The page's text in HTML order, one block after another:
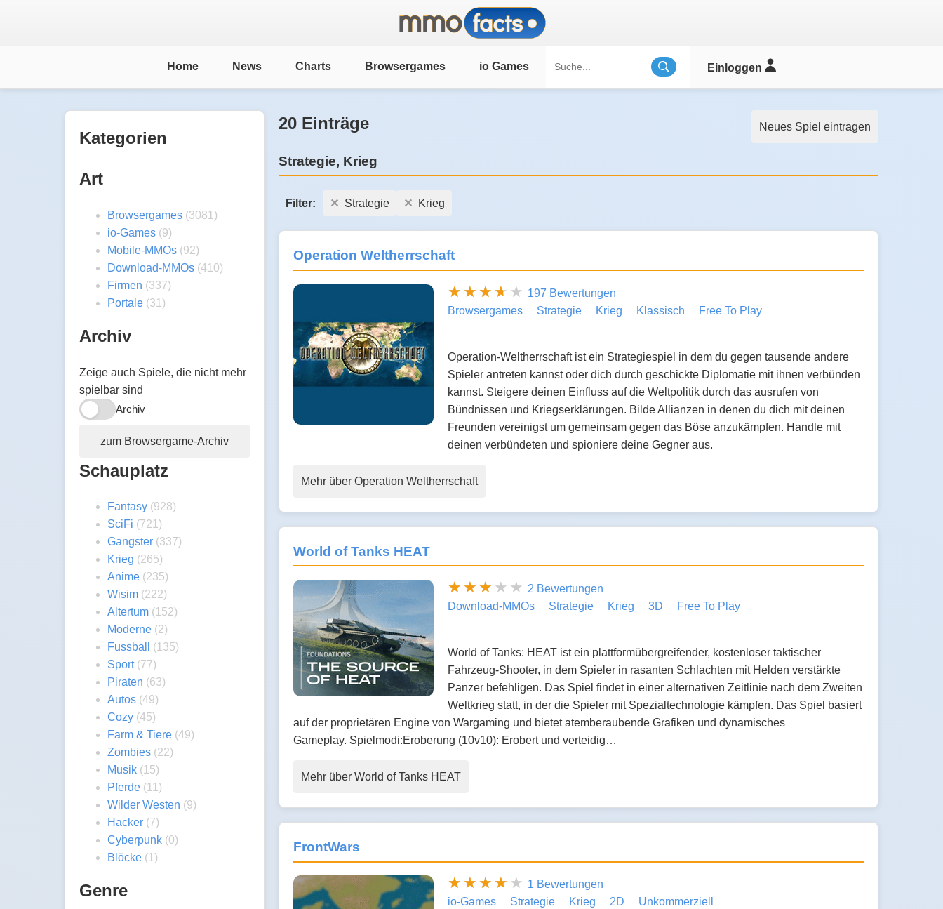
Home News Charts Browsergames io Games Einloggen
Kategorien
Art
Browsergames (3081)
io-Games (9)
Mobile-MMOs (92)
Download-MMOs (410)
Firmen (337)
Portale (31)
Archiv
Zeige auch Spiele, die nicht mehr
spielbar sind
Archiv
zum Browsergame-Archiv
Schauplatz
Fantasy (928)
SciFi (721)
Gangster (337)
Krieg (265)
Anime (235)
Wisim (222)
Altertum (152)
Moderne (2)
Fussball
(135)
Sport(77)
Piraten (63)
Autos (49)
Cozy (45)
Farm & Tiere (49)
Zombies (22)
Musik (15)
Pferde (11)
Wilder Westen (9)
Hacker (7)
Cyberpunk (0)
Blöcke (1)
Genre
Neues Spiel eintragen
20 Einträge
Strategie, Krieg
Filter: Strategie Krieg
Operation Weltherrschaft
197 Bewertungen
Browsergames
Strategie Krieg Klassisch Free To Play
Operation-Weltherrschaft ist ein Strategiespiel in dem du gegen tausende andere
Spieler antreten kannst oder dich durch geschickte Diplomatie mit ihnen verbünden
kannst. Steigere deinen Einfluss auf die Weltpolitik durch das ausrufen von
Bündnissen und Kriegserklärungen. Bilde Allianzen in denen du dich mit deinen
Freunden vereinigst um gemeinsam gegen das Böse anzukämpfen. Handle mit
deinen verbündeten und spioniere deine Gegner aus.
Mehr über Operation Weltherrschaft
World of Tanks HEAT
2 Bewertungen
Download-MMOs
Strategie Krieg 3D Free To Play
World of Tanks: HEAT ist ein plattformübergreifender, kostenloser taktischer
Fahrzeug-Shooter, in dem Spieler in rasanten Schlachten mit Helden verstärkte
Panzer befehligen. Das Spiel findet in einer alternativen Zeitlinie nach dem Zweiten
Weltkrieg statt, in der die Spieler mit Spezialtechnologie kämpfen. Das Spiel basiert
auf der proprietären Engine von Wargaming und bietet atemberaubende Grafiken und dynamisches
Gameplay. Spielmodi:Eroberung (10v10): Erobert und verteidig…
Mehr über World of Tanks HEAT
FrontWars
1 Bewertungen
io-Games
Strategie Krieg 2D Unkommerziell